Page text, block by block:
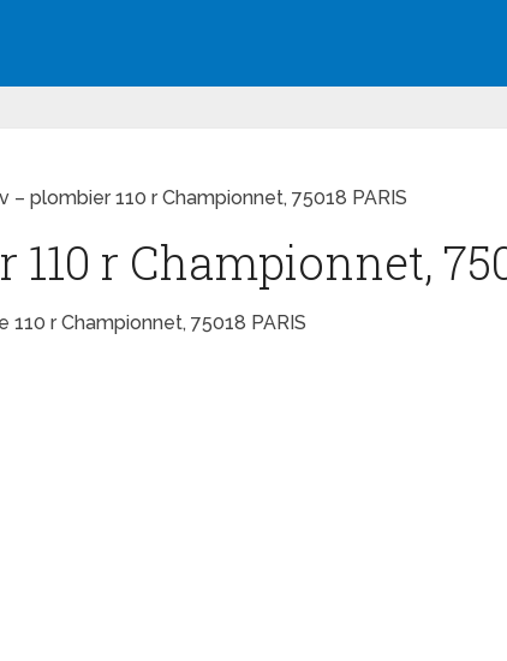
– plombier 110 r Championnet, 75018 PARIS
r Championnet,
r Championnet, 75018 PARIS